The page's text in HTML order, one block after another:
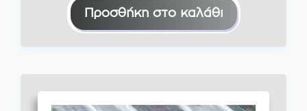
Προσθήκη στο καλάθι